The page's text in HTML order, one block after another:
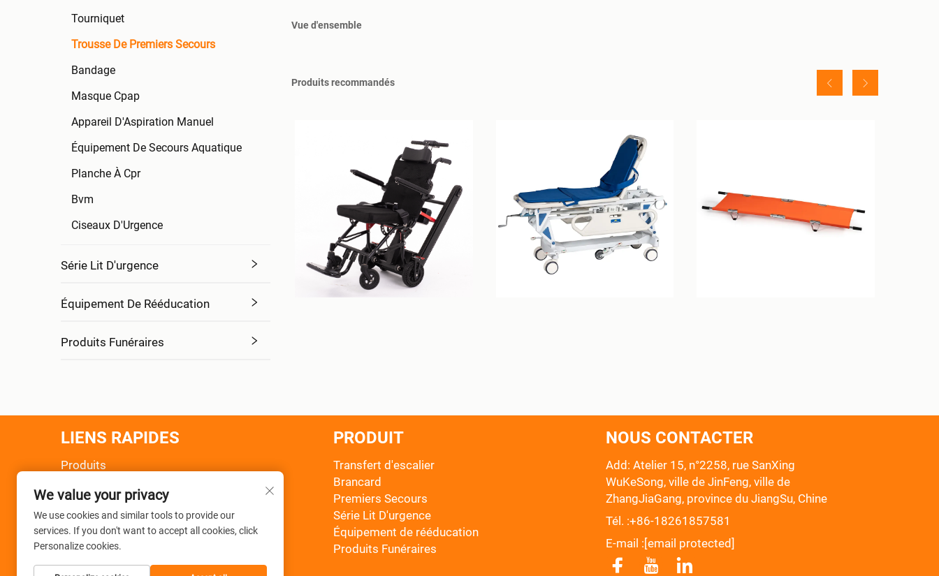
Tourniquet
Trousse De Premiers Secours
Bandage
Masque Cpap
Appareil D'Aspiration Manuel
Équipement De Secours Aquatique
Planche À Cpr
Bvm
Ciseaux D'Urgence
Série Lit D'urgence
Équipement De Rééducation
Produits Funéraires
Vue d'ensemble
Produits recommandés
LIENS RAPIDES
Produits
Actualités
Application
FAQ
Contactez-Nous
PRODUIT
Transfert d'escalier
Brancard
Premiers Secours
Série Lit D'urgence
Équipement de rééducation
Produits Funéraires
NOUS CONTACTER
Add: Atelier 15, n°2258, rue SanXing
WuKeSong, ville de JinFeng, ville de
ZhangJiaGang, province du JiangSu, Chine
Tél. :+86-18261857581
E-mail : [email protected]
We value your privacy
We use cookies and similar tools to provide our
services. If you don't want to accept all cookies, click
Personalize cookies.